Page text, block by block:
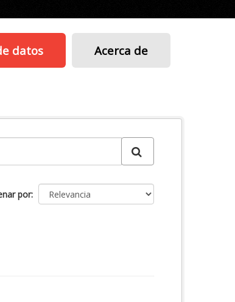
datos Acerca de
por